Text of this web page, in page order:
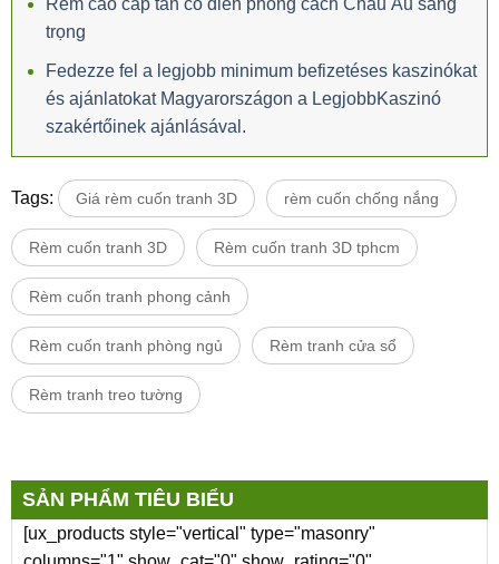
SẢN PHẨM TIÊU BIỂU
[ux_products style="vertical" type="masonry"
Rèm cao cấp tân cổ điển phong cách Châu Âu sang
trọng
Fedezze fel a legjobb minimum befizetéses kaszinókat
és ajánlatokat Magyarországon a LegjobbKaszinó
szakértőinek ajánlásával.
Tags: Giá rèm cuốn tranh 3D rèm cuốn chống nắng
Rèm cuốn tranh 3D Rèm cuốn tranh 3D tphcm
Rèm cuốn tranh phong cảnh
Rèm cuốn tranh phòng ngủ Rèm tranh cửa sổ
Rèm tranh treo tường